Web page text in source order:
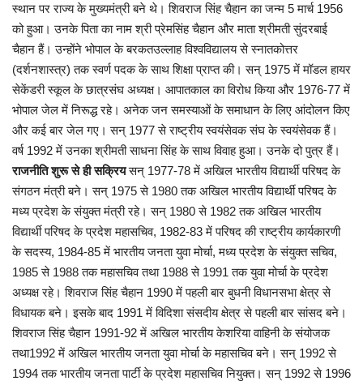
मनोरंजन
बिजनेस
राशिफल
संपर्क
स्थान पर राज्य के मुख्यमंत्री बने थे। शिवराज सिंह चैहान का जन्म 5 मार्च 1956
को हुआ। उनके पिता का नाम श्री प्रेमसिंह चैहान और माता श्रीमती सुंदरबाई
चैहान हैं। उन्‍होंने भोपाल के बरकतउल्लाह विश्वविद्यालय से स्नातकोत्तर
(दर्शनशास्त्र) तक स्वर्ण पदक के साथ शिक्षा प्राप्‍त की। सन् 1975 में मॉडल हायर
सेकेंडरी स्कूल के छात्रसंघ अध्यक्ष। आपातकाल का विरोध किया और 1976-77 में
भोपाल जेल में निरूद्ध रहे। अनेक जन समस्याओं के समाधान के लिए आंदोलन किए
और कई बार जेल गए। सन् 1977 से राष्ट्रीय स्वयंसेवक संघ के स्वयंसेवक हैं।
वर्ष 1992 में उनका श्रीमती साधना सिंह के साथ विवाह हुआ। उनके दो पुत्र हैं।
राजनीति शुरू से ही सक्रियसन् 1977-78 में अखिल भारतीय विद्यार्थी परिषद के
संगठन मंत्री बने। सन् 1975 से 1980 तक अखिल भारतीय विद्यार्थी परिषद के
मध्य प्रदेश के संयुक्त मंत्री रहे। सन् 1980 से 1982 तक अखिल भारतीय
विद्यार्थी परिषद के प्रदेश महासचिव, 1982-83 में परिषद की राष्ट्रीय कार्यकारणी
के सदस्य, 1984-85 में भारतीय जनता युवा मोर्चा, मध्य प्रदेश के संयुक्त सचिव,
1985 से 1988 तक महासचिव तथा 1988 से 1991 तक युवा मोर्चा के प्रदेश
अध्यक्ष रहे। शिवराज सिंह चैहान 1990 में पहली बार बुधनी विधानसभा क्षेत्र से
विधायक बने। इसके बाद 1991 में विदिशा संसदीय क्षेत्र से पहली बार सांसद बने।
शिवराज सिंह चैहान 1991-92 में अखिल भारतीय केशरिया वाहिनी के संयोजक
तथा1992 में अखिल भारतीय जनता युवा मोर्चा के महासचिव बने। सन् 1992 से
1994 तक भारतीय जनता पार्टी के प्रदेश महासचिव नियुक्त। सन् 1992 से 1996